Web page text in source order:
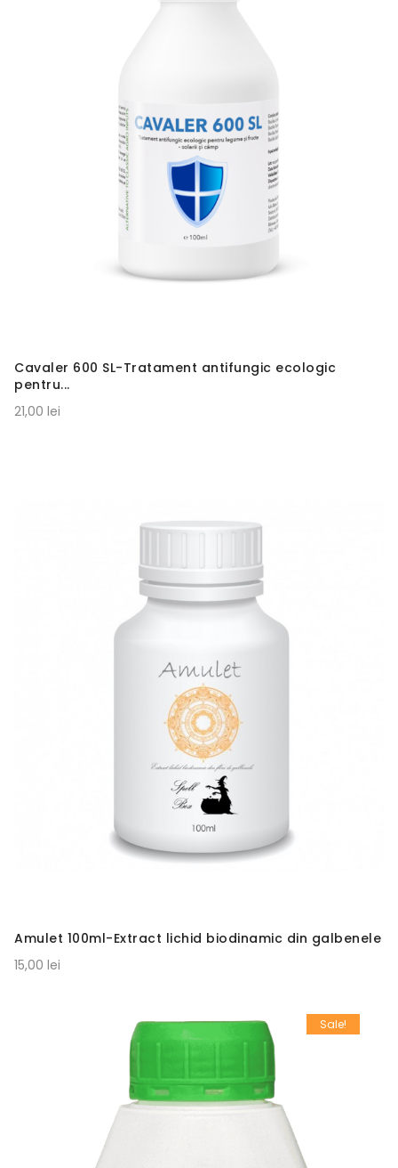
Cavaler 600 SL-Tratament antifungic ecologic
pentru...
21,00 lei
Amulet 100ml-Extract lichid biodinamic din galbenele
15,00 lei
Sale!